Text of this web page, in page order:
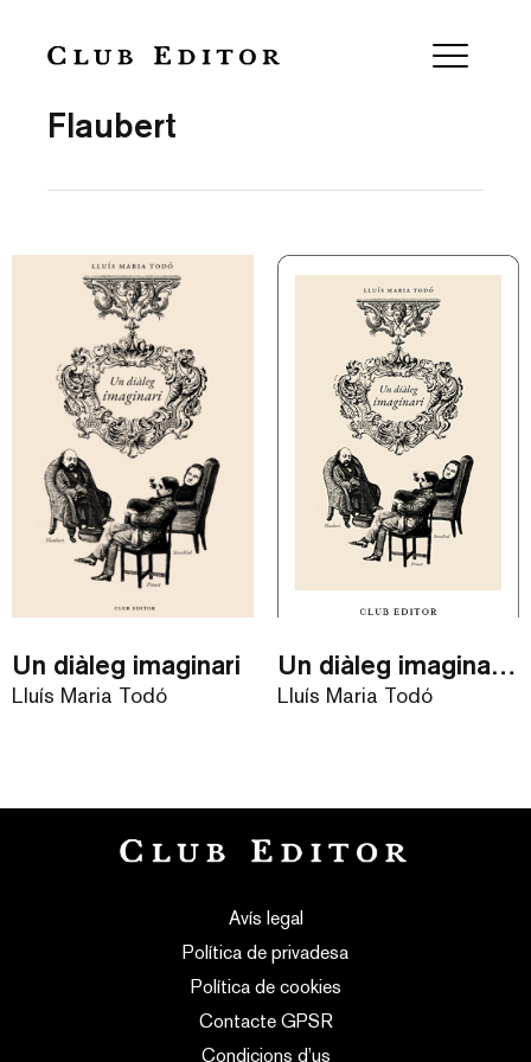
Flaubert
Un diàleg imaginari
Lluís Maria Todó
Un diàleg imaginari / eBook
Lluís Maria Todó
Avís legal
Política de privadesa
Política de cookies
Contacte GPSR
Condicions d’us